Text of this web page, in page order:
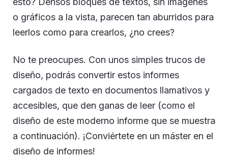
o gráficos a la vista, parecen tan aburridos para
leerlos como para crearlos, ¿no crees?
No te preocupes. Con unos simples trucos de
diseño, podrás convertir estos informes
cargados de texto en documentos llamativos y
accesibles, que den ganas de leer (como el
diseño de este moderno informe que se muestra
a continuación). ¡Conviértete en un máster en el
diseño de informes!